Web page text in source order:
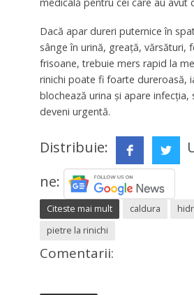
medicală pentru cei care au avut
Dacă apar dureri puternice în
sânge în urină, greață, vărsături,
frisoane, trebuie mers rapid la
rinichi poate fi foarte dureroasă,
blochează urina și apare infecția,
deveni urgentă.
Distribuie:
ne:
Citeste mai mult caldura
pietre la rinichi
Comentarii: